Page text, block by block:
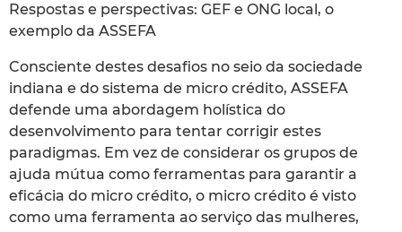
Respostas e perspectivas: GEF e ONG local, o
exemplo da ASSEFA
Consciente destes desafios no seio da sociedade
indiana e do sistema de micro crédito, ASSEFA
defende uma abordagem holística do
desenvolvimento para tentar corrigir estes
paradigmas. Em vez de considerar os grupos de
ajuda mútua como ferramentas para garantir a
eficácia do micro crédito, o micro crédito é visto
como uma ferramenta ao serviço das mulheres,